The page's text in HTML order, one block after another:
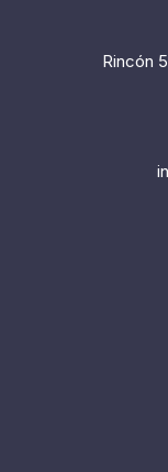
Rincón